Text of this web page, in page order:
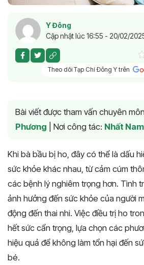
Y Đông
Cập nhật lúc 16:55 - 20/02/
Theo dõi Tạp Chí Đông Y trên
Bài viết được tham vấn chuyên
Phương
Nơi công tác: Nhất
Khi bà bầu bị ho, đây có thể là dấu
sức khỏe khác nhau, từ cảm cúm
các bệnh lý nghiêm trọng hơn. Tình
ảnh hưởng đến sức khỏe của người
động đến thai nhi. Việc điều trị ho
hết sức cẩn trọng, lựa chọn các
hiệu quả để không làm tổn hại đến
bé.